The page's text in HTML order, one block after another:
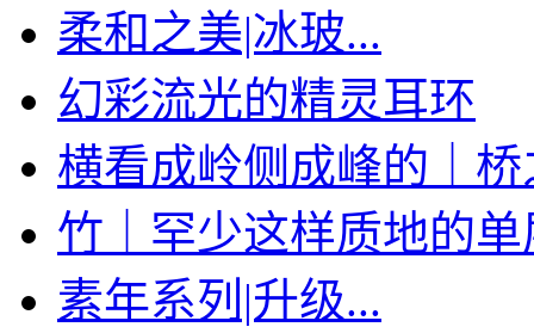
柔和之美|冰玻...
幻彩流光的精灵耳环
横看成岭侧成峰的｜桥
竹｜罕少这样质地的单
素年系列|升级...